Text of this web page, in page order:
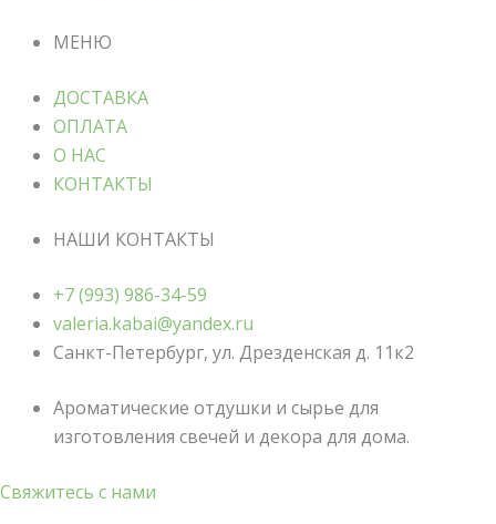
МЕНЮ
ДОСТАВКА
ОПЛАТА
О НАС
КОНТАКТЫ
НАШИ КОНТАКТЫ
+7 (993) 986-34-59
valeria.kabai@yandex.ru
Санкт-Петербург, ул. Дрезденская д. 11к2
Ароматические отдушки и сырье для
изготовления свечей и декора для дома.
Свяжитесь с нами